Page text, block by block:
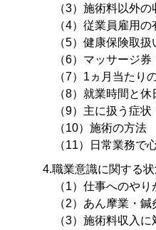
（3）施術料以外
（4）従業員雇用の
（5）健康保険取扱
（6）マッサージ
（7）1ヵ月当たり
（8）就業時間と休
（9）主に扱う症状
（10）施術の方法
（11）日常業務で
4.職業意識に関する状
（1）仕事へのやり
（2）あん摩業・
（3）施術料収入